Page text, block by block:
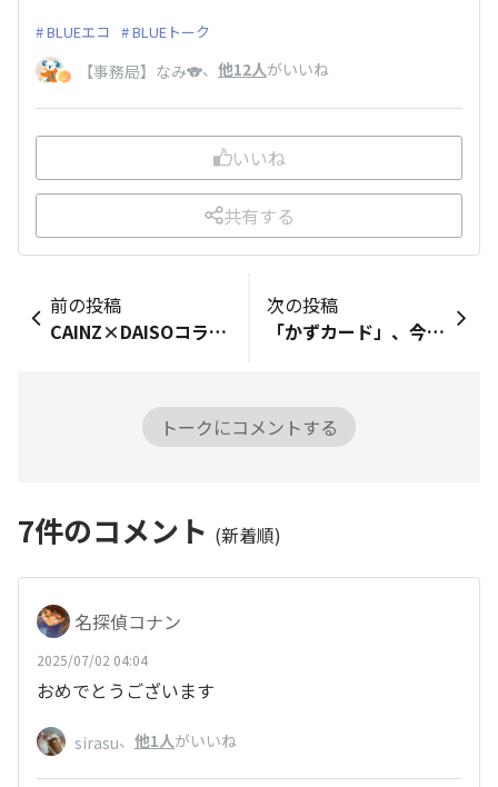
BLUEエコ BLUEトーク
【事務局】なみ🐨、 他12人がいいね
いいね
共有する
前の投稿
CAINZ×DAISOコラボキャンペーン「CAINZ×DAISO賞」頂き有難うございました🥰 大切に使わせて頂きます! これからもECOを心掛けたいと思います🍀
次の投稿
「かずカード」、今ならイオンレイクタウン店にわりとたっぷりありますよ〜（6月27日訪問時点）
トークにコメントする
7件のコメント (新着順)
名探偵コナン
2025/07/02 04:04
おめでとうございます
sirasu、 他1人がいいね